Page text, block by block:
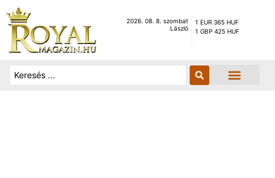
2026. 08. 8. szombat
László
1 EUR 365 HUF
1 GBP 425 HUF